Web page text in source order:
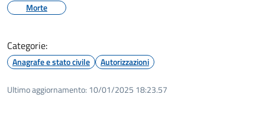
Morte
Categorie:
Anagrafe e stato civile Autorizzazioni
Ultimo aggiornamento: 10/01/2025 18:23.57